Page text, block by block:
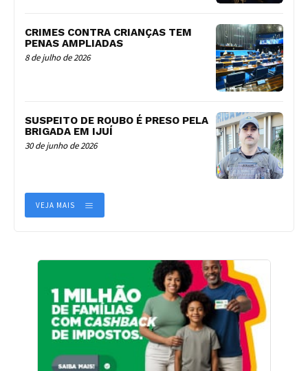
CRIMES CONTRA CRIANÇAS TEM
PENAS AMPLIADAS
8 de julho de 2026
SUSPEITO DE ROUBO É PRESO PELA
BRIGADA EM IJUÍ
30 de junho de 2026
VEJA MAIS